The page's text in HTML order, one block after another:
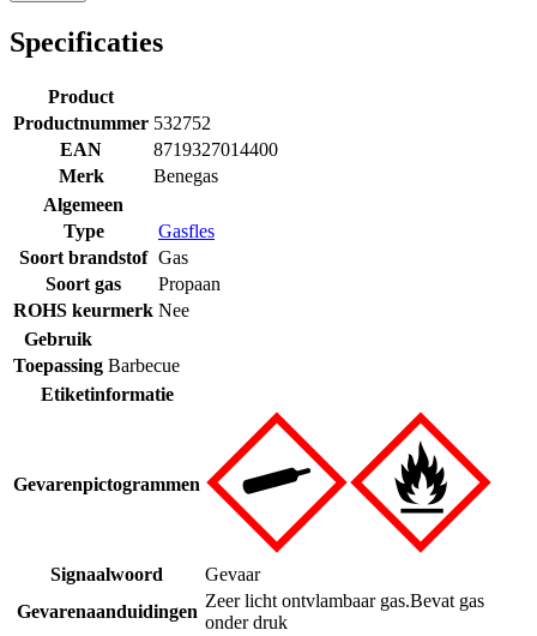
Specificaties
Product
Productnummer 532752
EAN
8719327014400
Merk
Benegas
Algemeen
Type
Gasfles
Soort brandstof Gas
Soort gas
Propaan
ROHS keurmerk Nee
Gebruik
Toepassing Barbecue
Etiketinformatie
Gevarenpictogrammen
Signaalwoord
Gevaar
Gevarenaanduidingen
Zeer licht ontvlambaar gas.Bevat gas
onder druk